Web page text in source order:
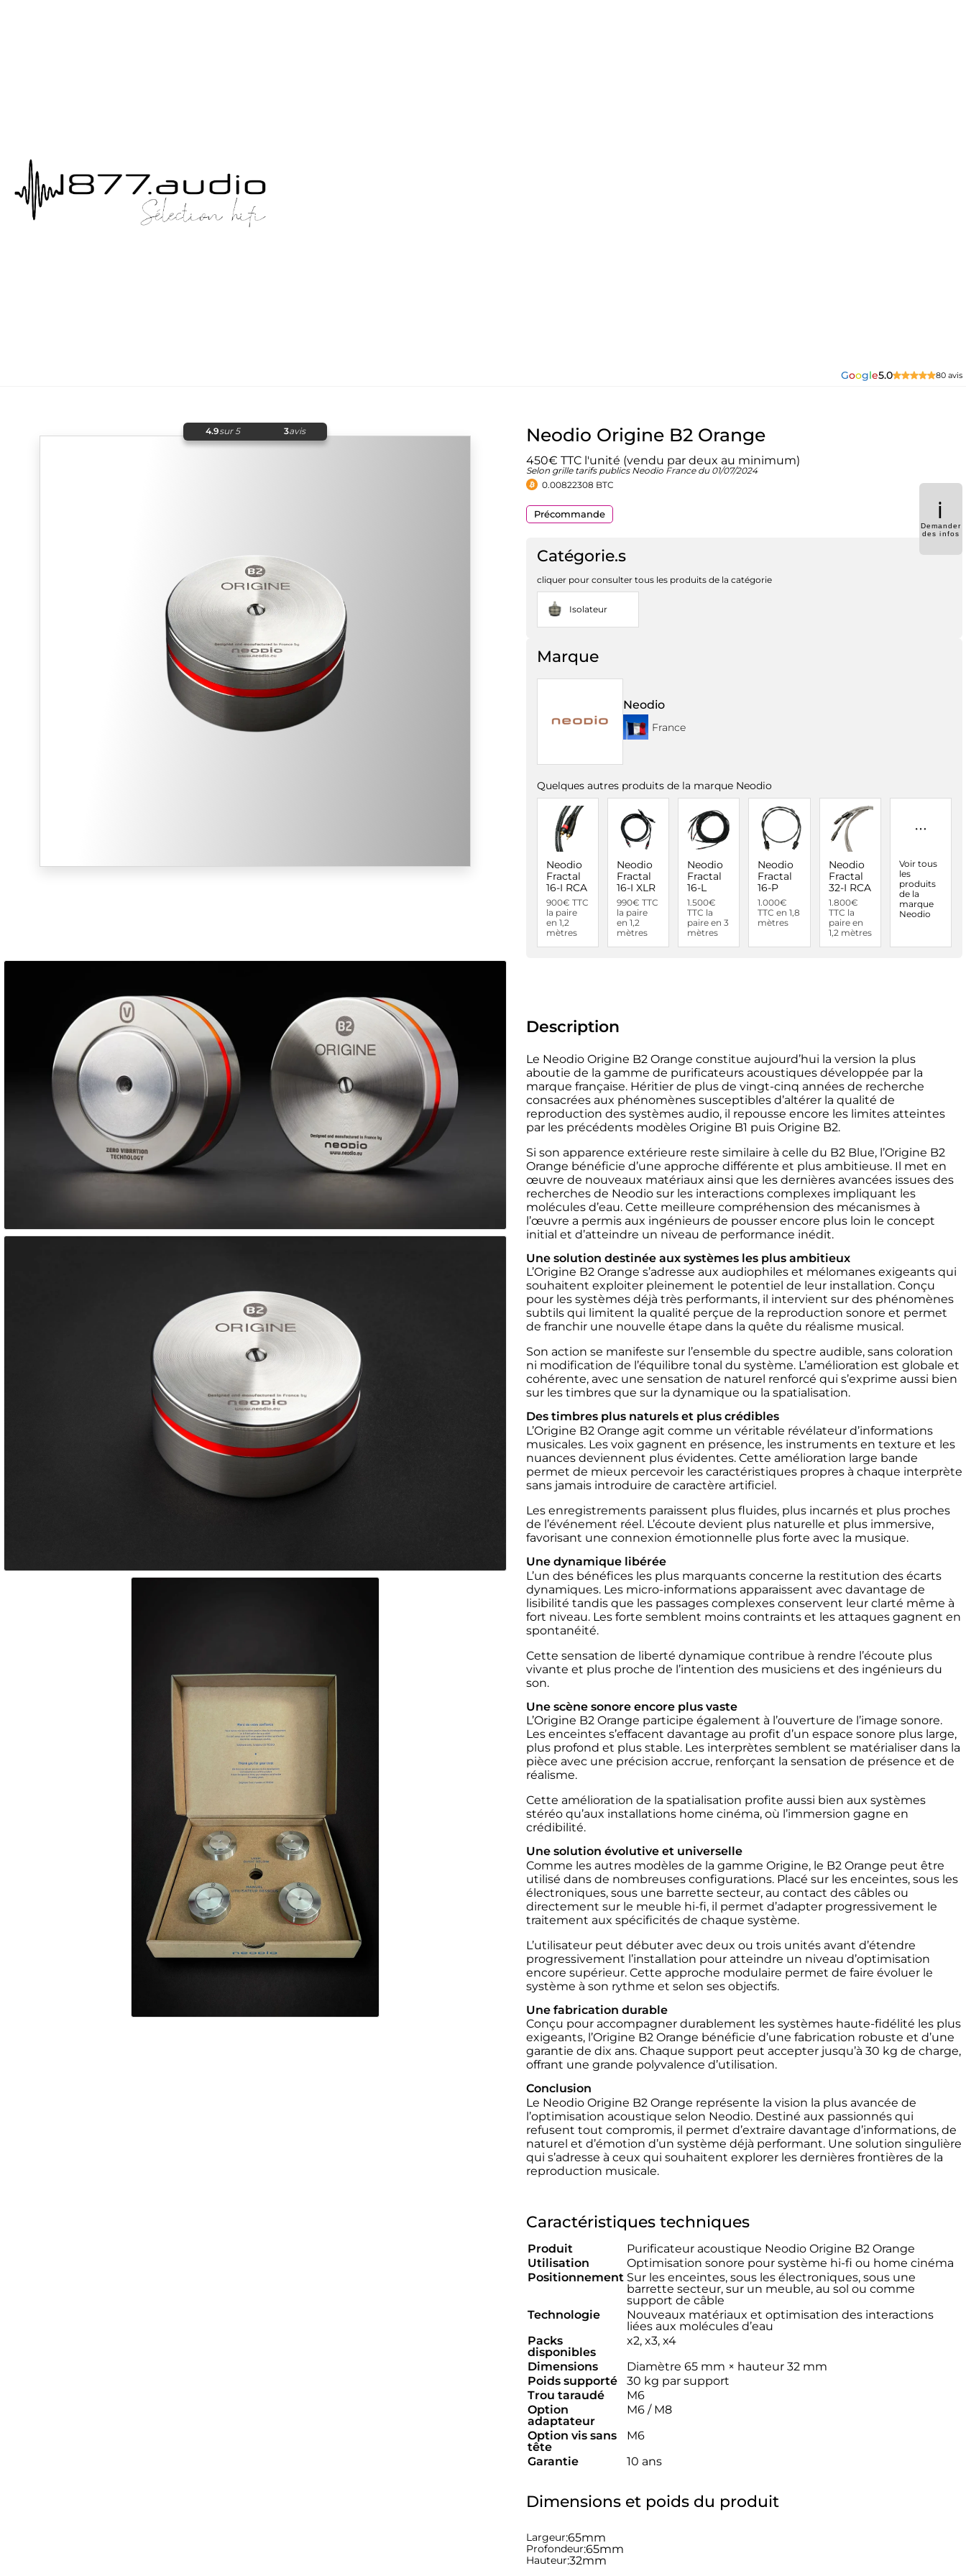
Google5.0 80 avis
4.9sur 5 3avis Neodio Origine B2 Orange
450€ TTC l'unité (vendu par deux au minimum)
Selon grille tarifs publics Neodio France du 01/07/2024
0.00822308 BTC
Précommande
Catégorie.s
cliquer pour consulter tous les produits de la catégorie
Isolateur
Marque
Neodio
France
Quelques autres produits de la marque Neodio
Neodio
Fractal
16-I RCA
900€ TTC
la paire
en 1,2
mètres
Neodio
Fractal
16-I XLR
990€ TTC
la paire
en 1,2
mètres
Neodio
Fractal
16-L
1.500€
TTC la
paire en 3
mètres
Neodio
Fractal
16-P
1.000€
TTC en 1,8
mètres
Neodio
Fractal
32-I RCA
1.800€
TTC la
paire en
1,2 mètres
Voir tous
les
produits
de la
marque
Neodio
Description
Le Neodio Origine B2 Orange constitue aujourd’hui la version la plus
aboutie de la gamme de purificateurs acoustiques développée par la
marque française. Héritier de plus de vingt-cinq années de recherche
consacrées aux phénomènes susceptibles d’altérer la qualité de
reproduction des systèmes audio, il repousse encore les limites atteintes
par les précédents modèles Origine B1 puis Origine B2.
Si son apparence extérieure reste similaire à celle du B2 Blue, l’Origine B2
Orange bénéficie d’une approche différente et plus ambitieuse. Il met en
œuvre de nouveaux matériaux ainsi que les dernières avancées issues des
recherches de Neodio sur les interactions complexes impliquant les
molécules d’eau. Cette meilleure compréhension des mécanismes à
l’œuvre a permis aux ingénieurs de pousser encore plus loin le concept
initial et d’atteindre un niveau de performance inédit.
Une solution destinée aux systèmes les plus ambitieux
L’Origine B2 Orange s’adresse aux audiophiles et mélomanes exigeants qui
souhaitent exploiter pleinement le potentiel de leur installation. Conçu
pour les systèmes déjà très performants, il intervient sur des phénomènes
subtils qui limitent la qualité perçue de la reproduction sonore et permet
de franchir une nouvelle étape dans la quête du réalisme musical.
Son action se manifeste sur l’ensemble du spectre audible, sans coloration
ni modification de l’équilibre tonal du système. L’amélioration est globale et
cohérente, avec une sensation de naturel renforcé qui s’exprime aussi bien
sur les timbres que sur la dynamique ou la spatialisation.
Des timbres plus naturels et plus crédibles
L’Origine B2 Orange agit comme un véritable révélateur d’informations
musicales. Les voix gagnent en présence, les instruments en texture et les
nuances deviennent plus évidentes. Cette amélioration large bande
permet de mieux percevoir les caractéristiques propres à chaque interprète
sans jamais introduire de caractère artificiel.
Les enregistrements paraissent plus fluides, plus incarnés et plus proches
de l’événement réel. L’écoute devient plus naturelle et plus immersive,
favorisant une connexion émotionnelle plus forte avec la musique.
Une dynamique libérée
L’un des bénéfices les plus marquants concerne la restitution des écarts
dynamiques. Les micro-informations apparaissent avec davantage de
lisibilité tandis que les passages complexes conservent leur clarté même à
fort niveau. Les forte semblent moins contraints et les attaques gagnent en
spontanéité.
Cette sensation de liberté dynamique contribue à rendre l’écoute plus
vivante et plus proche de l’intention des musiciens et des ingénieurs du
son.
Une scène sonore encore plus vaste
L’Origine B2 Orange participe également à l’ouverture de l’image sonore.
Les enceintes s’effacent davantage au profit d’un espace sonore plus large,
plus profond et plus stable. Les interprètes semblent se matérialiser dans la
pièce avec une précision accrue, renforçant la sensation de présence et de
réalisme.
Cette amélioration de la spatialisation profite aussi bien aux systèmes
stéréo qu’aux installations home cinéma, où l’immersion gagne en
crédibilité.
Une solution évolutive et universelle
Comme les autres modèles de la gamme Origine, le B2 Orange peut être
utilisé dans de nombreuses configurations. Placé sur les enceintes, sous les
électroniques, sous une barrette secteur, au contact des câbles ou
directement sur le meuble hi-fi, il permet d’adapter progressivement le
traitement aux spécificités de chaque système.
L’utilisateur peut débuter avec deux ou trois unités avant d’étendre
progressivement l’installation pour atteindre un niveau d’optimisation
encore supérieur. Cette approche modulaire permet de faire évoluer le
système à son rythme et selon ses objectifs.
Une fabrication durable
Conçu pour accompagner durablement les systèmes haute-fidélité les plus
exigeants, l’Origine B2 Orange bénéficie d’une fabrication robuste et d’une
garantie de dix ans. Chaque support peut accepter jusqu’à 30 kg de charge,
offrant une grande polyvalence d’utilisation.
Conclusion
Le Neodio Origine B2 Orange représente la vision la plus avancée de
l’optimisation acoustique selon Neodio. Destiné aux passionnés qui
refusent tout compromis, il permet d’extraire davantage d’informations, de
naturel et d’émotion d’un système déjà performant. Une solution singulière
qui s’adresse à ceux qui souhaitent explorer les dernières frontières de la
reproduction musicale.
Caractéristiques techniques
Produit
Purificateur acoustique Neodio Origine B2 Orange
Utilisation
Optimisation sonore pour système hi-fi ou home cinéma
Positionnement Sur les enceintes, sous les électroniques, sous une
barrette secteur, sur un meuble, au sol ou comme
support de câble
Technologie
Nouveaux matériaux et optimisation des interactions
liées aux molécules d’eau
Packs
disponibles
x2, x3, x4
Dimensions
Diamètre 65 mm × hauteur 32 mm
Poids supporté
30 kg par support
Trou taraudé
M6
Option
adaptateur
M6 / M8
Option vis sans
tête
M6
Garantie
10 ans
Dimensions et poids du produit
Largeur:65mm
Profondeur:65mm
Hauteur:32mm
ℹ️
Demander
des infos